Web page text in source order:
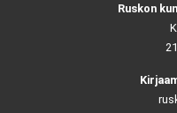
Ruskon